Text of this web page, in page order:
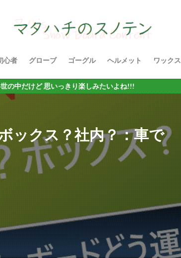
心者 グローブ ゴーグル ヘルメット ワックス
いっきり楽しみたいよね!!!
ックス？社内？：車で